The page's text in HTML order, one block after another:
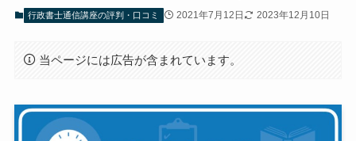
行政書士通信講座の評判・口コミ 2021年7月12日 2023年12月10日
当ページには広告が含まれています。